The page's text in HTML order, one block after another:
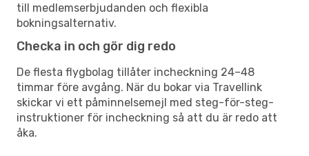
till medlemserbjudanden och flexibla
bokningsalternativ.
Checka in och gör dig redo
De flesta flygbolag tillåter incheckning 24–48
timmar före avgång. När du bokar via Travellink
skickar vi ett påminnelsemejl med steg-för-steg-
instruktioner för incheckning så att du är redo att
åka.